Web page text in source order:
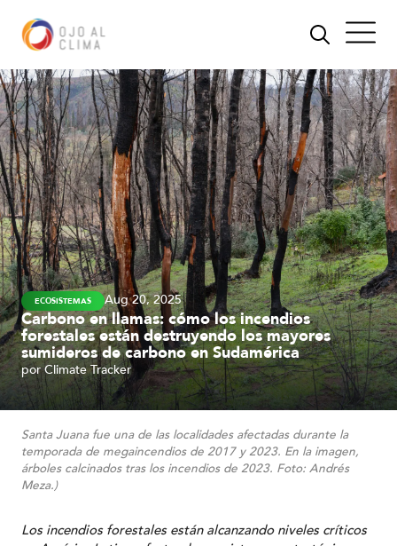
ECOSISTEMAS Aug 20, 2025
Carbono en llamas: cómo los incendios
forestales están destruyendo los mayores
sumideros de carbono en Sudamérica
porClimate Tracker
Santa Juana fue una de las localidades afectadas durante la
temporada de megaincendios de 2017 y 2023. En la imagen,
árboles calcinados tras los incendios de 2023. Foto: Andrés
Meza.)
Los incendios forestales están alcanzando niveles críticos